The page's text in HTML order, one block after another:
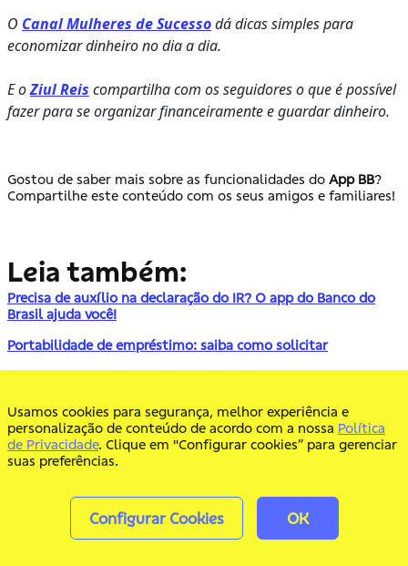
O Canal Mulheres de Sucessodá dicas simples para
economizar dinheiro no dia a dia.
E oZiul Reis compartilha com os seguidores o que é possível
fazer para se organizar financeiramente e guardar dinheiro.
Gostou de saber mais sobre as funcionalidades do App BB?
Compartilhe este conteúdo com os seus amigos e familiares!
Leia também:
Precisa de auxílio na declaração do IR? O app do Banco do
Brasil ajuda você!
Portabilidade de empréstimo: saiba como solicitar
Como organizar gastos mensais e planejar o orçamento?
Conheça o Minhas Finanças
Usamos cookies para segurança, melhor experiência e
personalização de conteúdo de acordo com a nossa Política
de Privacidade. Clique em "Configurar cookies” para gerenciar
suas preferências.
Configurar Cookies OK